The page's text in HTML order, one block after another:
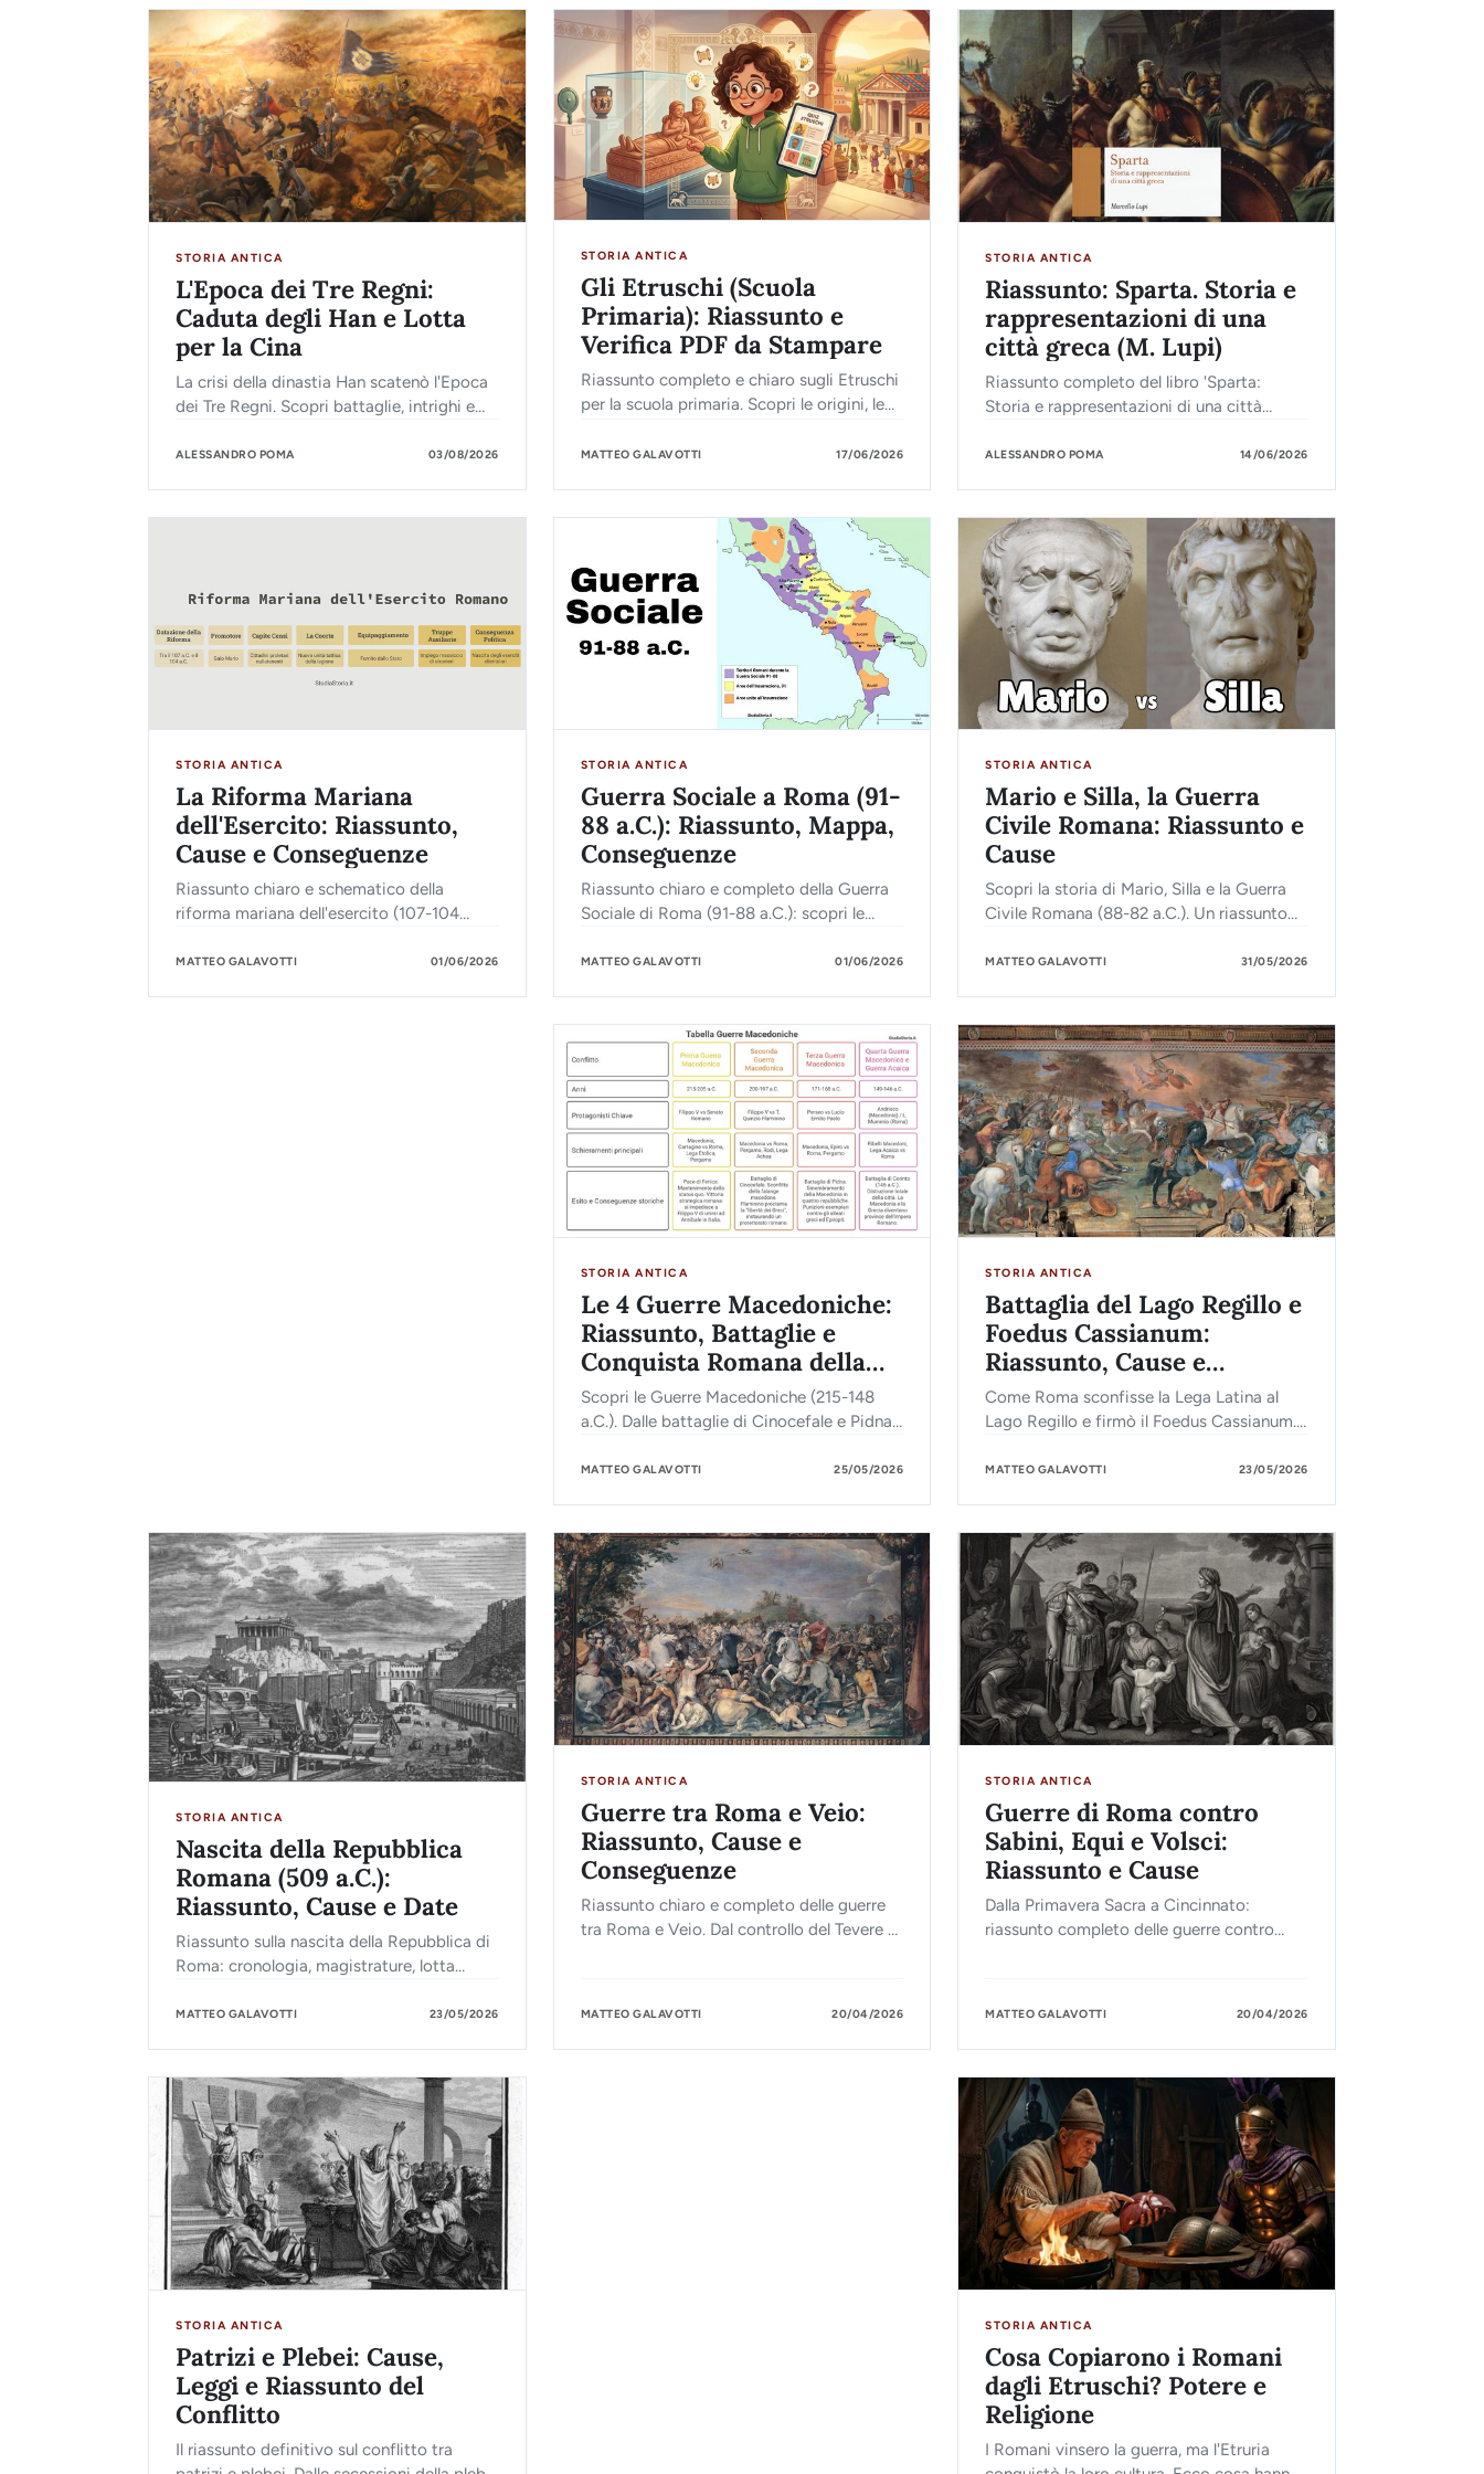
STORIA ANTICA
L'Epoca dei Tre Regni:
Caduta degli Han e Lotta
per la Cina
La crisi della dinastia Han scatenò l'Epoca
dei Tre Regni. Scopri battaglie, intrighi e
Cina. Leggi di più!
ALESSANDRO POMA 03/08/2026
STORIA ANTICA
Gli Etruschi (Scuola
Primaria): Riassunto e
Verifica PDF da Stampare
Riassunto completo e chiaro sugli Etruschi
per la scuola primaria. Scopri le origini, le
conquista di Roma.
MATTEO GALAVOTTI 17/06/2026
STORIA ANTICA
Riassunto: Sparta. Storia e
rappresentazioni di una
città greca (M. Lupi)
Riassunto completo del libro 'Sparta:
Storia e rappresentazioni di una città
ripassare e preparare l'esame di Storia
ALESSANDRO POMA 14/06/2026
STORIA ANTICA
La Riforma Mariana
dell'Esercito: Riassunto,
Cause e Conseguenze
Riassunto chiaro e schematico della
riforma mariana dell'esercito (107-104
conseguenze sull'esercito romano.
MATTEO GALAVOTTI 01/06/2026
STORIA ANTICA
Guerra Sociale a Roma (91-
88 a.C.): Riassunto, Mappa,
Conseguenze
Riassunto chiaro e completo della Guerra
Sociale di Roma (91-88 a.C.): scopri le
effetti sulla romanizzazione dell'Italia.
MATTEO GALAVOTTI 01/06/2026
STORIA ANTICA
Mario e Silla, la Guerra
Civile Romana: Riassunto e
Cause
Scopri la storia di Mario, Silla e la Guerra
Civile Romana (88-82 a.C.). Un riassunto
di proscrizione.
MATTEO GALAVOTTI 31/05/2026
STORIA ANTICA
Le 4 Guerre Macedoniche:
Riassunto, Battaglie e
Conquista Romana della
Grecia
Scopri le Guerre Macedoniche (215-148
a.C.). Dalle battaglie di Cinocefale e Pidna
completo delle Guerre Macedoniche.
MATTEO GALAVOTTI 25/05/2026
STORIA ANTICA
Battaglia del Lago Regillo e
Foedus Cassianum:
Riassunto, Cause e
Conseguenze
Come Roma sconfisse la Lega Latina al
Lago Regillo e firmò il Foedus Cassianum.
capire le origini dell'Impero.
MATTEO GALAVOTTI 23/05/2026
STORIA ANTICA
Nascita della Repubblica
Romana (509 a.C.):
Riassunto, Cause e Date
Riassunto sulla nascita della Repubblica di
Roma: cronologia, magistrature, lotta
MATTEO GALAVOTTI 23/05/2026
STORIA ANTICA
Guerre tra Roma e Veio:
Riassunto, Cause e
Conseguenze
Riassunto chiaro e completo delle guerre
tra Roma e Veio. Dal controllo del Tevere al
MATTEO GALAVOTTI 20/04/2026
STORIA ANTICA
Guerre di Roma contro
Sabini, Equi e Volsci:
Riassunto e Cause
Dalla Primavera Sacra a Cincinnato:
riassunto completo delle guerre contro
MATTEO GALAVOTTI 20/04/2026
STORIA ANTICA
Patrizi e Plebei: Cause,
Leggi e Riassunto del
Conflitto
Il riassunto definitivo sul conflitto tra
STORIA ANTICA
Cosa Copiarono i Romani
dagli Etruschi? Potere e
Religione
I Romani vinsero la guerra, ma l'Etruria